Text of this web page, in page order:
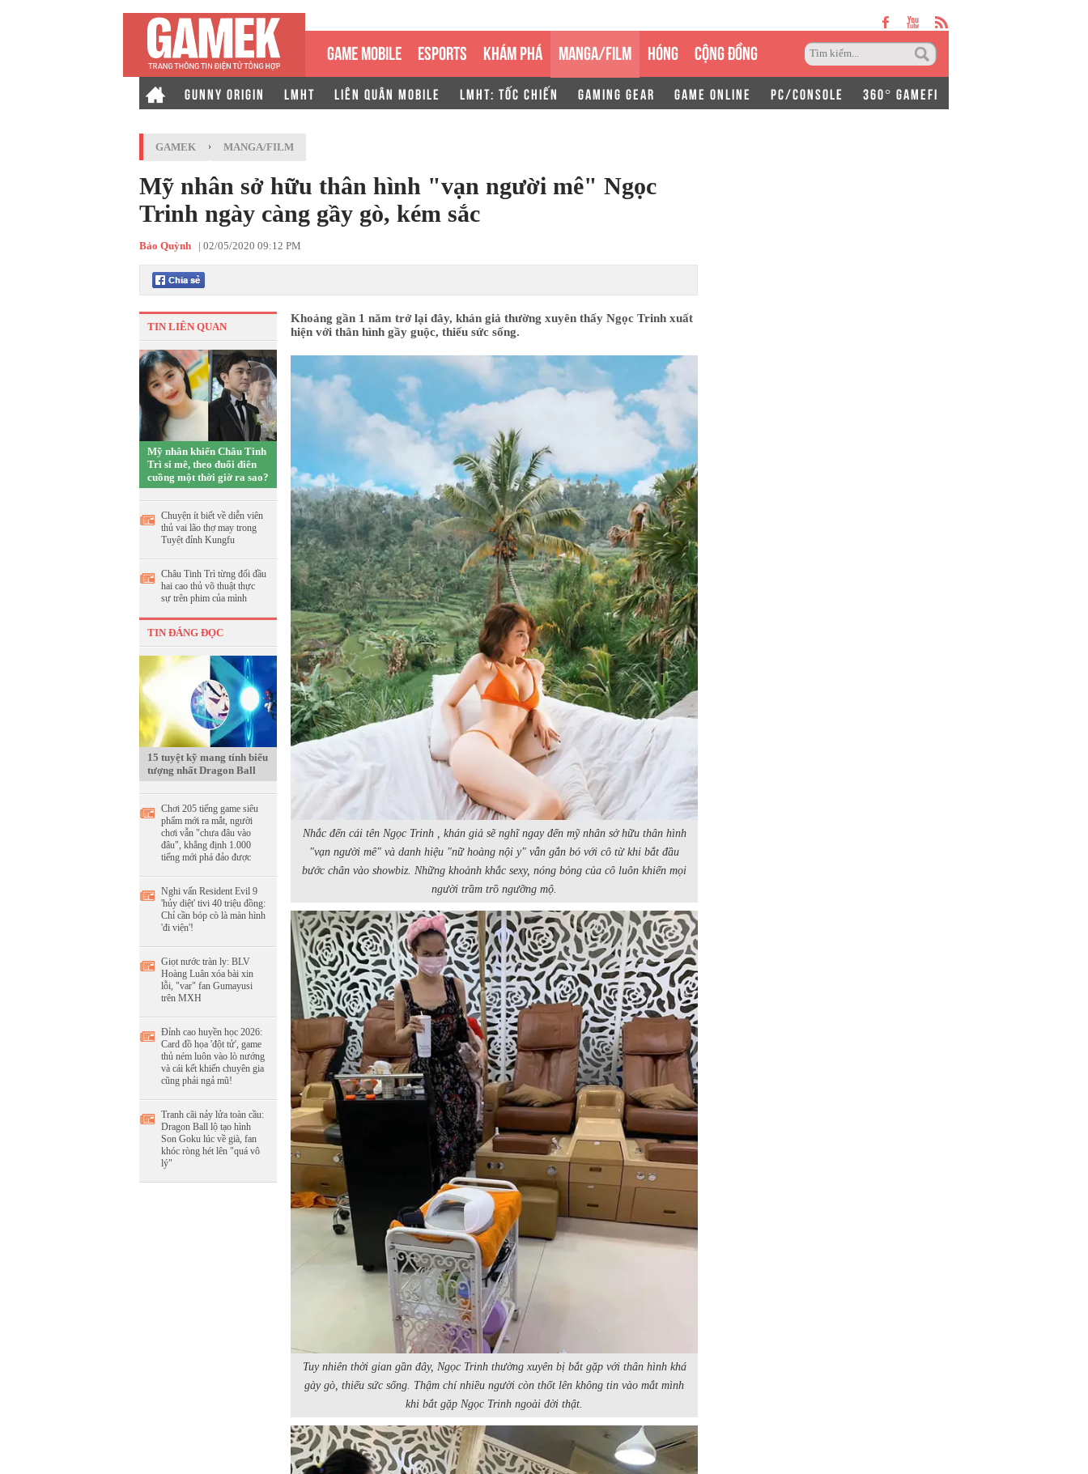
GAME MOBILE ESPORTS KHÁM PHÁ MANGA/FILM HÓNG CỘNG ĐỒNG
GUNNY ORIGIN LMHT LIÊN QUÂN MOBILE LMHT: TỐC CHIẾN GAMING GEAR GAME ONLINE PC/CONSOLE 360° GAMEFI
GAMEK › MANGA/FILM
Mỹ nhân sở hữu thân hình "vạn người mê" Ngọc
Trinh ngày càng gầy gò, kém sắc
Bảo Quỳnh | 02/05/2020 09:12 PM
TIN LIÊN QUAN
Mỹ nhân khiến Châu Tinh
Trì si mê, theo đuổi điên
cuồng một thời giờ ra sao?
Chuyện ít biết về diễn viên
thủ vai lão thợ may trong
Tuyệt đỉnh Kungfu
Châu Tinh Trì từng đối đầu
hai cao thủ võ thuật thực
sự trên phim của mình
TIN ĐÁNG ĐỌC
15 tuyệt kỹ mang tính biểu
tượng nhất Dragon Ball
Chơi 205 tiếng game siêu
phẩm mới ra mắt, người
chơi vẫn "chưa đâu vào
đâu", khẳng định 1.000
tiếng mới phá đảo được
Nghi vấn Resident Evil 9
'hủy diệt' tivi 40 triệu đồng:
Chỉ cần bóp cò là màn hình
'đi viện'!
Giọt nước tràn ly: BLV
Hoàng Luân xóa bài xin
lỗi, "var" fan Gumayusi
trên MXH
Đỉnh cao huyền học 2026:
Card đồ họa 'đột tử', game
thủ ném luôn vào lò nướng
và cái kết khiến chuyên gia
cũng phải ngả mũ!
Tranh cãi nảy lửa toàn cầu:
Dragon Ball lộ tạo hình
Son Goku lúc về già, fan
khóc ròng hét lên "quá vô
lý"
Khoảng gần 1 năm trở lại đây, khán giả thường xuyên thấy Ngọc Trinh xuất
hiện với thân hình gầy guộc, thiếu sức sống.
Nhắc đến cái tên Ngọc Trinh , khán giả sẽ nghĩ ngay đến mỹ nhân sở hữu thân hình
"vạn người mê" và danh hiệu "nữ hoàng nội y" vẫn gắn bó với cô từ khi bắt đầu
bước chân vào showbiz. Những khoảnh khắc sexy, nóng bỏng của cô luôn khiến mọi
người trầm trồ ngưỡng mộ.
Tuy nhiên thời gian gần đây, Ngọc Trinh thường xuyên bị bắt gặp với thân hình khá
gày gò, thiếu sức sống. Thậm chí nhiều người còn thốt lên không tin vào mắt mình
khi bắt gặp Ngọc Trinh ngoài đời thật.